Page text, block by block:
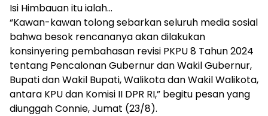
Isi Himbauan itu ialah…
“Kawan-kawan tolong sebarkan seluruh media sosial
bahwa besok rencananya akan dilakukan
konsinyering pembahasan revisi PKPU 8 Tahun 2024
tentang Pencalonan Gubernur dan Wakil Gubernur,
Bupati dan Wakil Bupati, Walikota dan Wakil Walikota,
antara KPU dan Komisi II DPR RI,” begitu pesan yang
diunggah Connie, Jumat (23/8).